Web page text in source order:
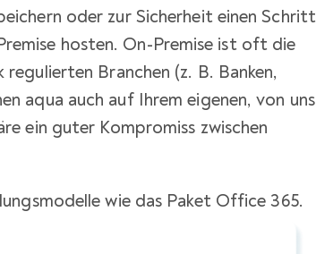
oder zur Sicherheit einen Schritt
hosten. On-Premise ist oft die
Branchen (z. B. Banken,
aqua auch auf Ihrem eigenen, von uns
ein guter Kompromiss zwischen
wie das Paket Office 365.